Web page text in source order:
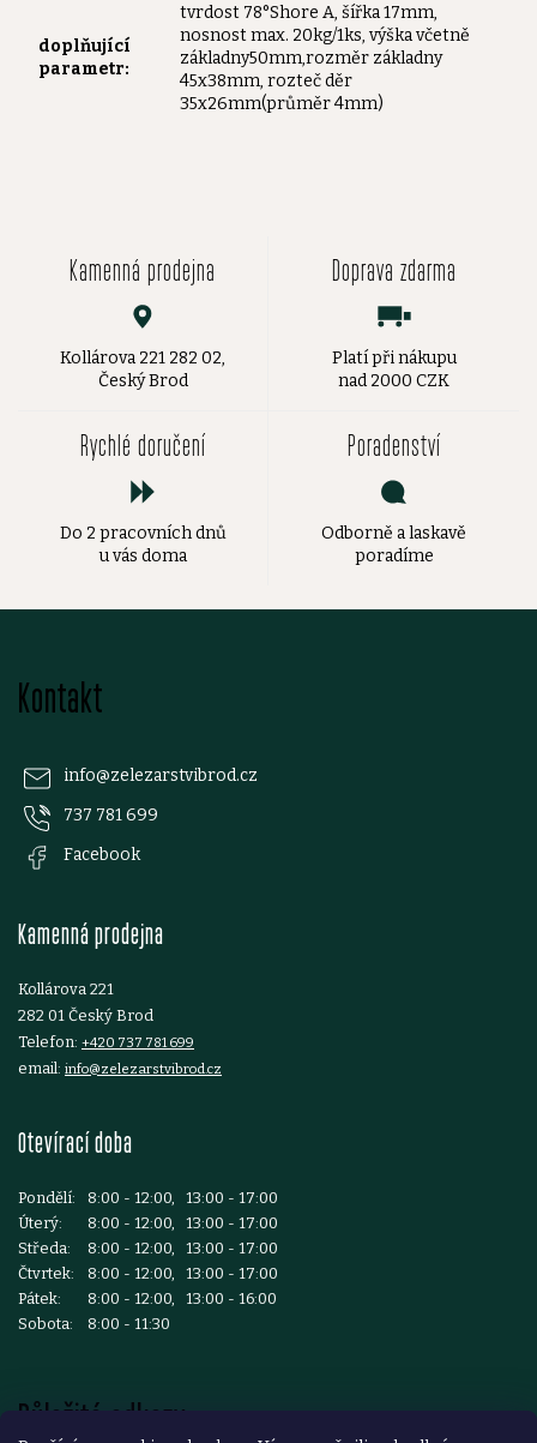
doplňující
parametr:
tvrdost 78°Shore A, šířka 17mm,
nosnost max. 20kg/1ks, výška včetně
základny50mm,rozměr základny
45x38mm, rozteč děr
35x26mm(průměr 4mm)
Kamenná prodejna
Kollárova 221 282 02,
Český Brod
Doprava zdarma
Platí při nákupu
nad 2000 CZK
Rychlé doručení
Do 2 pracovních dnů
u vás doma
Poradenství
Odborně a laskavě
poradíme
Kontakt
info@zelezarstvibrod.cz
737 781 699
Facebook
Kamenná prodejna
Kollárova 221
282 01 Český Brod
Telefon: +420 737 781 699
email: info@zelezarstvibrod.cz
Otevírací doba
Pondělí:
8:00 - 12:00, 13:00 - 17:00
Úterý:
8:00 - 12:00, 13:00 - 17:00
Středa:
8:00 - 12:00, 13:00 - 17:00
Čtvrtek:
8:00 - 12:00, 13:00 - 17:00
Pátek:
8:00 - 12:00, 13:00 - 16:00
Sobota:
8:00 - 11:30
Důležité odkazy